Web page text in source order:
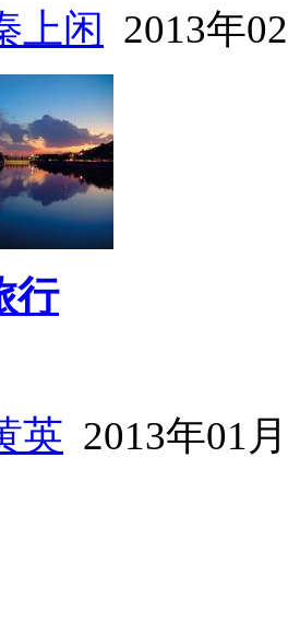
上闲 2013年
行
英 2013年01